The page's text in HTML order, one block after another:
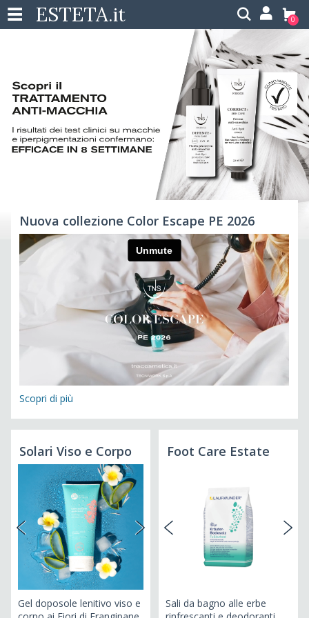
ESTETA.it 0
Nuova collezione Color Escape PE 2026
Scopri di più
Solari Viso e Corpo
Gel doposole lenitivo viso e
Foot Care Estate
Sali da bagno alle erbe